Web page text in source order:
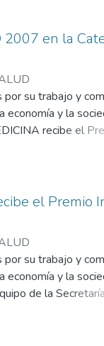
2007 en la
su trabajo y
y la
recibe el
a redoblar el
el Premio
su trabajo y
y la
de la Secretaría